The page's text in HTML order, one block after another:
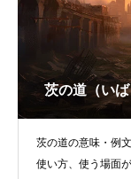
茨の道（いば
茨の道の意味・例
使い方、使う場面